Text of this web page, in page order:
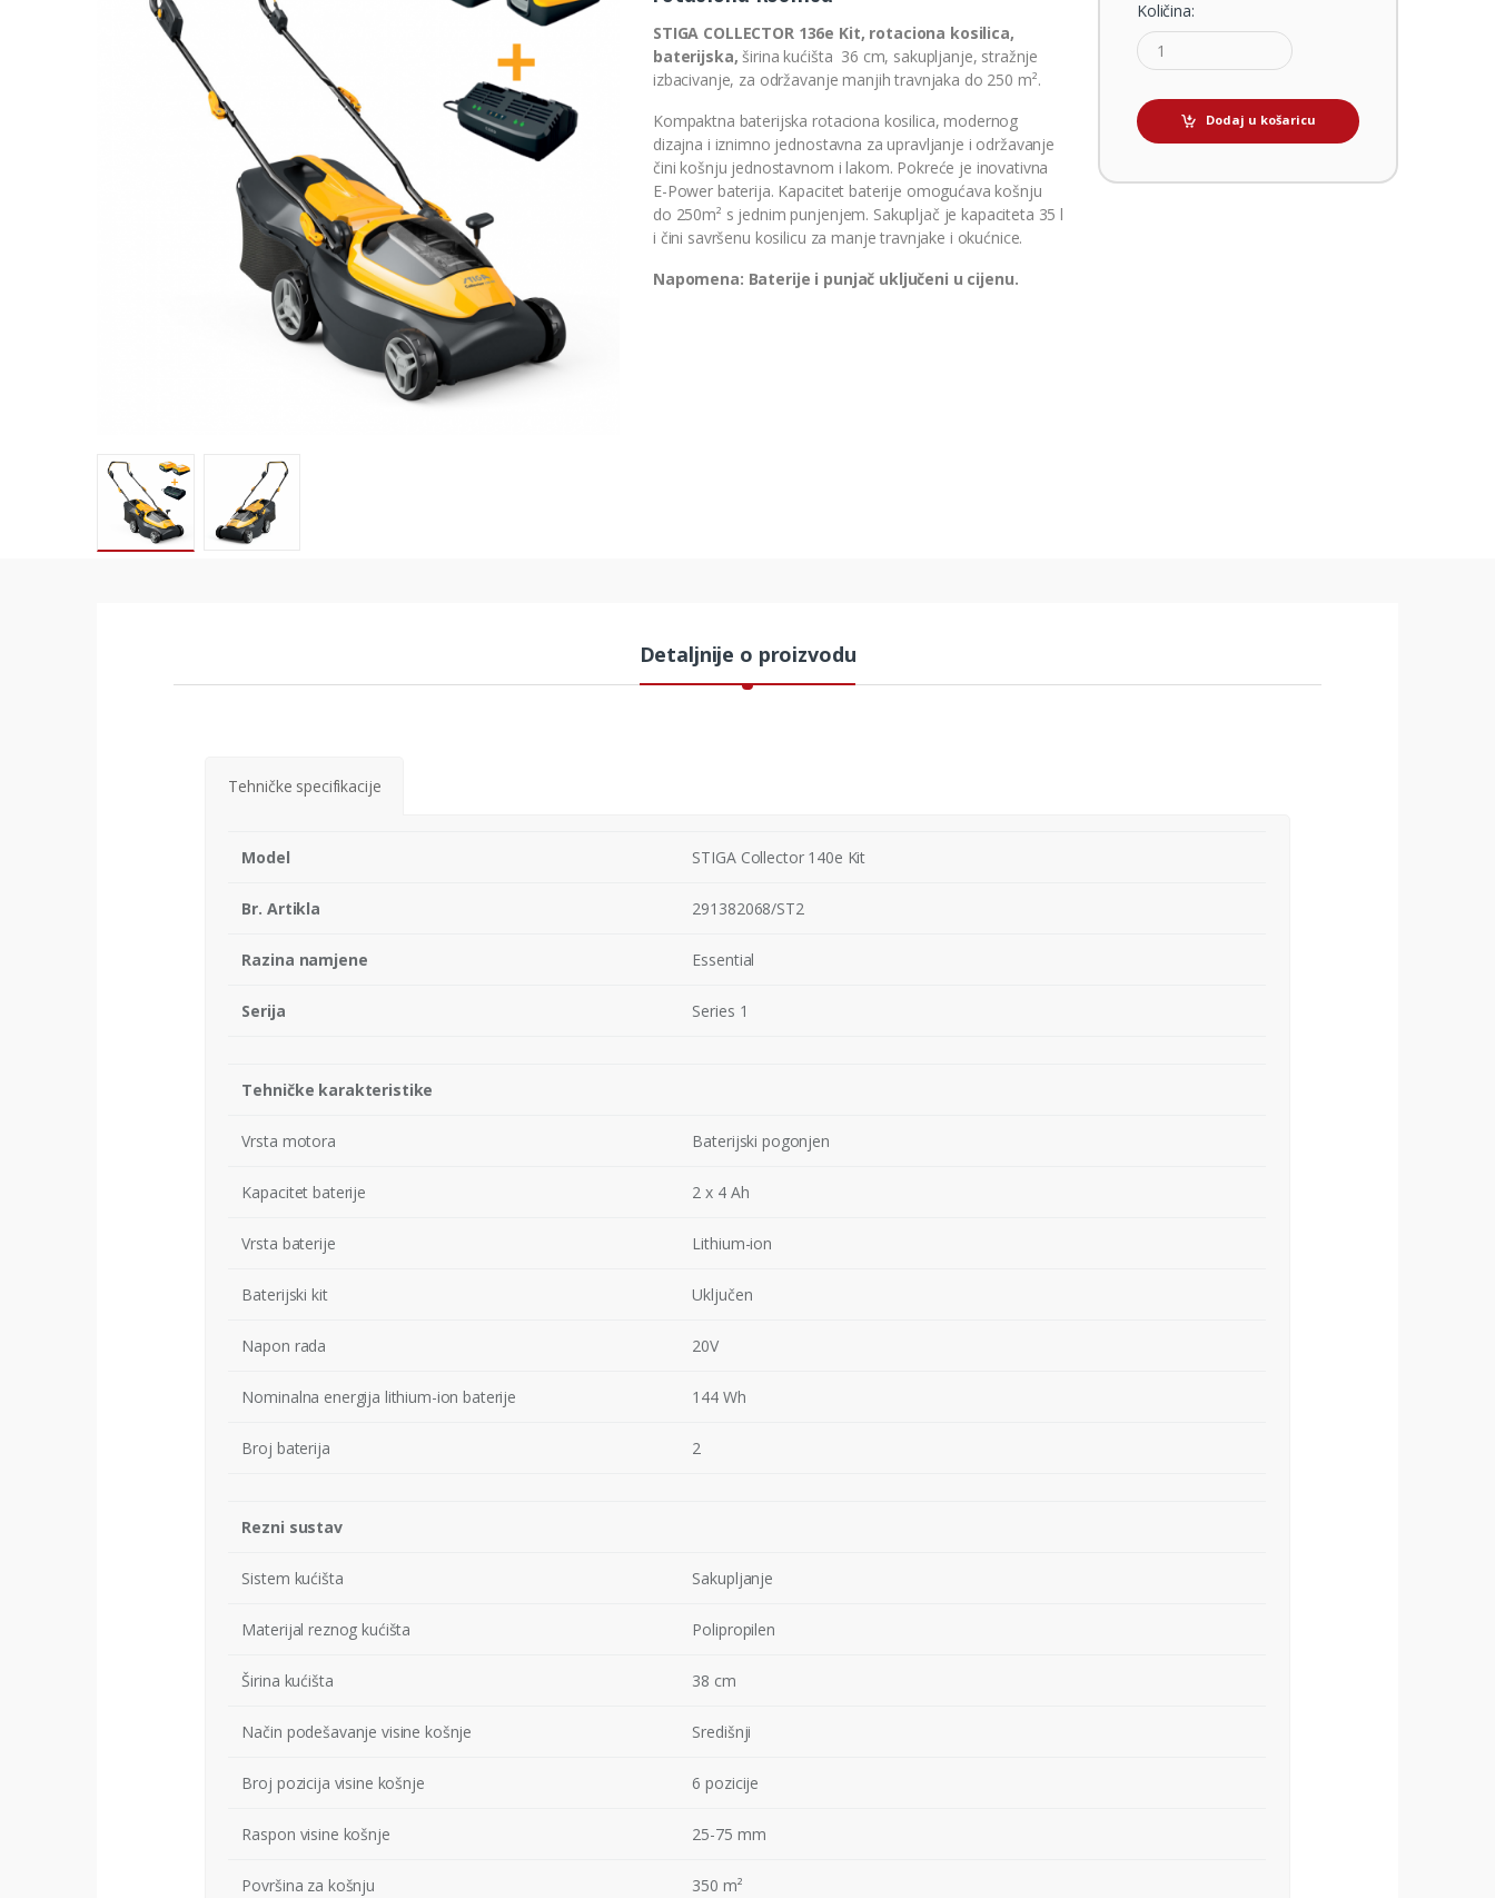
STIGA COLLECTOR 136e Kit, rotaciona kosilica,
baterijska, širina kućišta 36 cm, sakupljanje, stražnje
izbacivanje, za održavanje manjih travnjaka do 250 m².
Kompaktna baterijska rotaciona kosilica, modernog
dizajna i iznimno jednostavna za upravljanje i održavanje
čini košnju jednostavnom i lakom. Pokreće je inovativna
E-Power baterija. Kapacitet baterije omogućava košnju
do 250m² s jednim punjenjem. Sakupljač je kapaciteta 35 l
i čini savršenu kosilicu za manje travnjake i okućnice.
Napomena: Baterije i punjač uključeni u cijenu.
Količina:
Dodaj u košaricu
Detaljnije o proizvodu
Tehničke specifikacije
Model STIGA Collector 140e Kit
Br. Artikla 291382068/ST2
Razina namjene Essential
Serija Series 1
Tehničke karakteristike
Vrsta motora Baterijski pogonjen
Kapacitet baterije 2 x 4 Ah
Vrsta baterije Lithium-ion
Baterijski kit Uključen
Napon rada 20V
Nominalna energija lithium-ion baterije 144 Wh
Broj baterija 2
Rezni sustav
Sistem kućišta Sakupljanje
Materijal reznog kućišta Polipropilen
Širina kućišta 38 cm
Način podešavanje visine košnje Središnji
Broj pozicija visine košnje 6 pozicije
Raspon visine košnje 25-75 mm
Površina za košnju 350 m²